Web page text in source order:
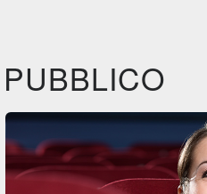
PUBBLICO